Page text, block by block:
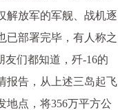
解放军的军舰、战机逐
已部署完毕，有人称之
友们都知道，歼-16的
报告，从上述三岛起飞
地点，将356万平方公